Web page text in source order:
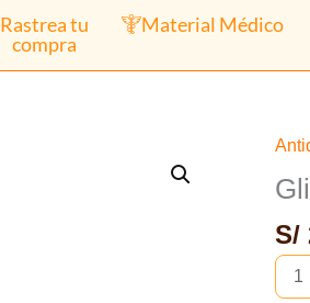
Rastrea tu
compra
Material Médico
S/
2mg
-
Caja
x